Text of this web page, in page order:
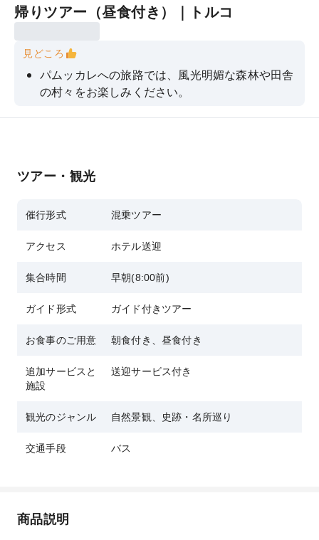
帰りツアー（昼食付き）｜トルコ
見どころ
パムッカレへの旅路では、風光明媚な森林や田舎
の村々をお楽しみください。
フライト後はパムッカレで自由時間があり、遺跡
空を熱気球で遊覧飛行しよう
ツアー・観光
催行形式 混乗ツアー
アクセス ホテル送迎
集合時間 早朝(8:00前)
ガイド形式 ガイド付きツアー
お食事のご用意 朝食付き、昼食付き
追加サービスと
施設
送迎サービス付き
観光のジャンル 自然景観、史跡・名所巡り
交通手段 バス
商品説明